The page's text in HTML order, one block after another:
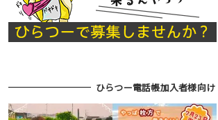
ひらつー電話帳加入者様向け